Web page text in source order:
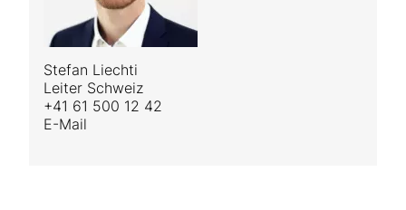
Stefan Liechti
Leiter Schweiz
+41 61 500 12 42
E-Mail